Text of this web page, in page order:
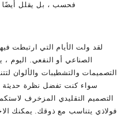
فحسب ، بل يقلل أيضًا
لقد ولت الأيام التي ارتبطت
الصناعي أو النفعي.
التصميمات والتشطيبات والألوان
سواء كنت تفضل نظرة حديثة
التصميم التقليدي المزخرف
فولاذي يتناسب مع ذوقك. يمكنك